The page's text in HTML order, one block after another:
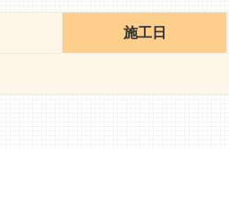
施工日